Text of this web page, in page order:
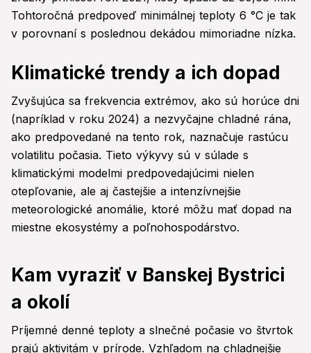
Tohtoročná predpoveď minimálnej teploty 6 °C je tak
v porovnaní s poslednou dekádou mimoriadne nízka.
Klimatické trendy a ich dopad
Zvyšujúca sa frekvencia extrémov, ako sú horúce dni
(napríklad v roku 2024) a nezvyčajne chladné rána,
ako predpovedané na tento rok, naznačuje rastúcu
volatilitu počasia. Tieto výkyvy sú v súlade s
klimatickými modelmi predpovedajúcimi nielen
otepľovanie, ale aj častejšie a intenzívnejšie
meteorologické anomálie, ktoré môžu mať dopad na
miestne ekosystémy a poľnohospodárstvo.
Kam vyraziť v Banskej Bystrici
a okolí
Príjemné denné teploty a slnečné počasie vo štvrtok
prajú aktivitám v prírode. Vzhľadom na chladnejšie